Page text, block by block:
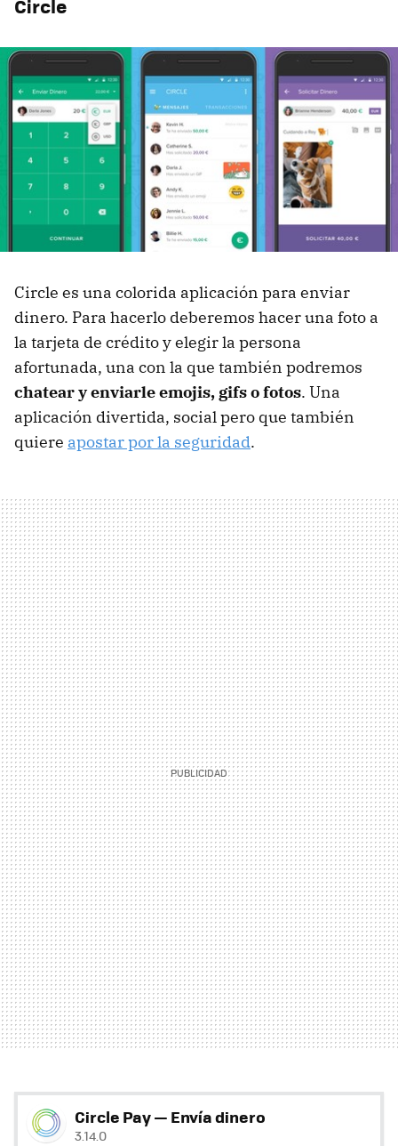
Circle
Circle es una colorida aplicación para enviar
dinero. Para hacerlo deberemos hacer una foto a
la tarjeta de crédito y elegir la persona
afortunada, una con la que también podremos
chatear y enviarle emojis, gifs o fotos. Una
aplicación divertida, social pero que también
quiere apostar por la seguridad.
Circle Pay — Envía dinero
3.14.0